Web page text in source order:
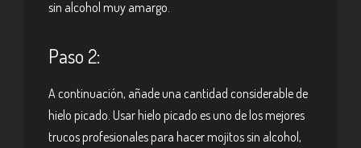
sin alcohol muy amargo.
Paso 2:
A continuación, añade una cantidad considerable de
hielo picado. Usar hielo picado es uno de los mejores
trucos profesionales para hacer mojitos sin alcohol,